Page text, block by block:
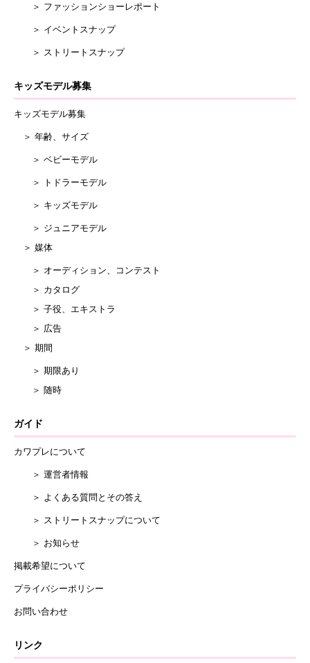
＞ ファッションショーレポート
＞ イベントスナップ
＞ ストリートスナップ
キッズモデル募集
キッズモデル募集
＞ 年齢、サイズ
＞ ベビーモデル
＞ トドラーモデル
＞ キッズモデル
＞ ジュニアモデル
＞ 媒体
＞ オーディション、コンテスト
＞ カタログ
＞ 子役、エキストラ
＞ 広告
＞ 期間
＞ 期限あり
＞ 随時
ガイド
カワプレについて
＞ 運営者情報
＞ よくある質問とその答え
＞ ストリートスナップについて
＞ お知らせ
掲載希望について
プライバシーポリシー
お問い合わせ
リンク